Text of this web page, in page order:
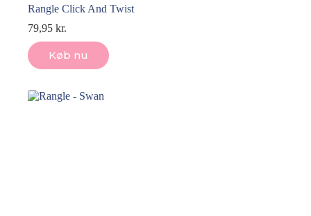
Rangle Click And Twist
79,95 kr.
Køb nu